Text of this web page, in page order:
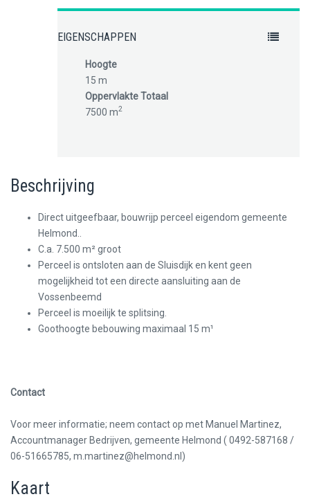
EIGENSCHAPPEN
Hoogte
15 m
Oppervlakte Totaal
7500 m2
Beschrijving
Direct uitgeefbaar, bouwrijp perceel eigendom gemeente
Helmond..
C.a. 7.500 m² groot
Perceel is ontsloten aan de Sluisdijk en kent geen
mogelijkheid tot een directe aansluiting aan de
Vossenbeemd
Perceel is moeilijk te splitsing.
Goothoogte bebouwing maximaal 15 m¹
Contact
Voor meer informatie; neem contact op met Manuel Martinez,
Accountmanager Bedrijven, gemeente Helmond ( 0492-587168 /
06-51665785, m.martinez@helmond.nl)
Kaart